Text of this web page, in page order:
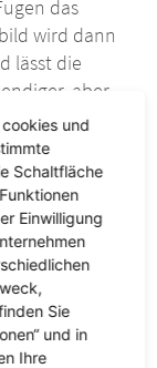
das
wird dann
lässt die
aber
Angebot
auch
eine Fliese
man sich
Anordnung
auch ihrer
und
Schaltfläche
Einwilligung
Sie
und in
Ihre